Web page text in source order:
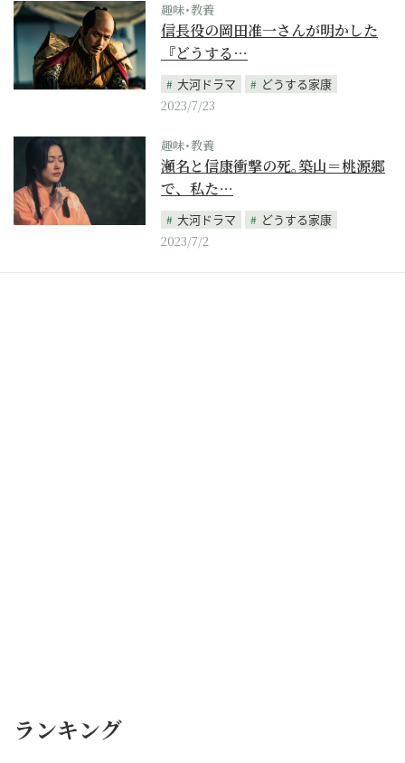
趣味･教養
信長役の岡田准一さんが明かした
『どうする…
大河ドラマ
どうする家康
2023/7/23
趣味･教養
瀬名と信康衝撃の死｡築山＝桃源郷
で、私た…
大河ドラマ
どうする家康
2023/7/2
ランキング